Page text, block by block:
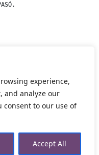
experience,
and analyze our
consent to our use of
Accept All
Esotérica,Proudly
Web